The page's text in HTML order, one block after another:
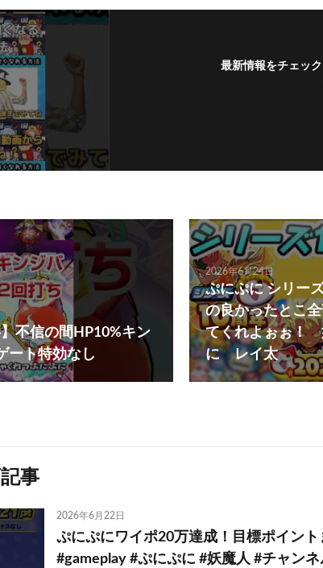
最新情報をチェック
】不信の間HP10%キン
ート特効なし
2026年6月24日
ぷにぷに シリー
の良かったとこ
てくれよぉぉ！
に レイ太
事
2026年6月22日
ぷにぷにワイポ20万達成！目標ポイント
#gameplay #ぷにぷに #妖魔人 #チャン